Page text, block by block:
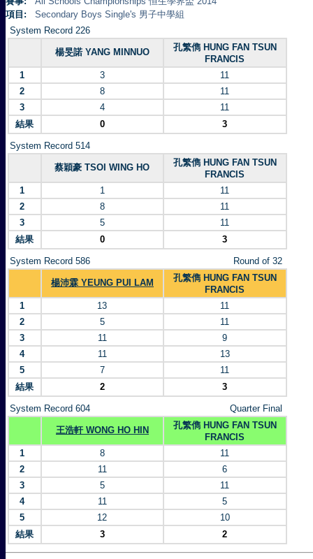
項目:
Secondary Boys Single's 男子中學組
System Record 226
楊旻諾 YANG MINNUO
孔繁儁 HUNG FAN TSUN
FRANCIS
1
3
11
2
8
11
3
4
11
結果
0 3
System Record 514
蔡穎豪 TSOI WING HO
孔繁儁 HUNG FAN TSUN
FRANCIS
1
1
11
2
8
11
3
5
11
結果
0 3
System Record 586 Round of 32
楊沛霖 YEUNG PUI LAM
孔繁儁 HUNG FAN TSUN
FRANCIS
1
13
11
2
5
11
3
11
9
4
11
13
5
7
11
結果
2 3
System Record 604 Quarter Final
王浩軒 WONG HO HIN
孔繁儁 HUNG FAN TSUN
FRANCIS
1
8
11
2
11
6
3
5
11
4
11
5
5
12
10
結果
3 2